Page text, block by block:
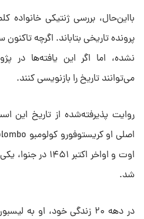
بااین‌حال، بررسی ژنتیکی خانواده
پرونده تاریخی بتاباند. اگرچه
نشده، اما اگر این یافته‌ها در
می‌توانند تاریخ را بازنویسی کنند.
روایت پذیرفته‌شده از تاریخ این
اوت و اواخر اکتبر
شد.